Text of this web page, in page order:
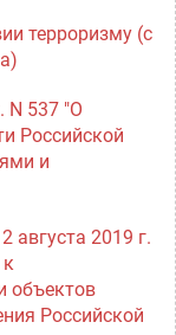
терроризму (с
N 537 "О
Российской
и
августа 2019 г.
объектов
Российской